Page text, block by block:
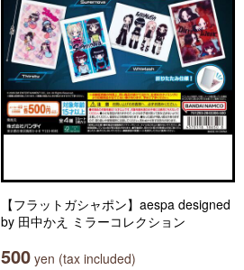
【フラットガシャポン】aespa designed
by 田中かえ ミラーコレクション
500 yen (tax included)